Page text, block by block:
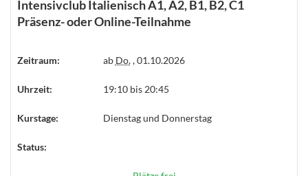
Intensivclub Italienisch A1, A2, B1, B2, C1
Präsenz- oder Online-Teilnahme
Zeitraum: ab Do., 01.10.2026
Uhrzeit: 19:10 bis 20:45
Kurstage: Dienstag und Donnerstag
Status: